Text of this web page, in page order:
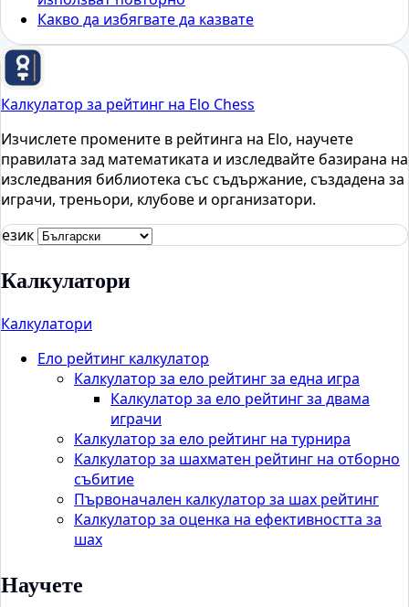
Какво да избягвате да казвате
Калкулатор за рейтинг на Elo Chess
Изчислете промените в рейтинга на Elo, научете
правилата зад математиката и изследвайте базирана на
изследвания библиотека със съдържание, създадена за
играчи, треньори, клубове и организатори.
език
Калкулатори
Калкулатори
Ело рейтинг калкулатор
Калкулатор за ело рейтинг за една игра
Калкулатор за ело рейтинг за двама
играчи
Калкулатор за ело рейтинг на турнира
Калкулатор за шахматен рейтинг на отборно
събитие
Първоначален калкулатор за шах рейтинг
Калкулатор за оценка на ефективността за
шах
Научете